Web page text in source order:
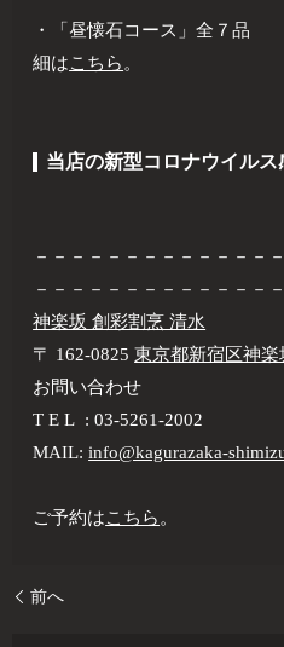
・「昼懐石コース」全７
細はこちら 。
当店の新型コロナウイル
－－－－－－－－－－－－－
－－－－－－－－－－－－－
神楽坂 創彩割烹 清水
〒 162-0825東京都新宿区神楽
お問い合わせ
T E L : 03-5261-2002
MAIL:info@kagurazaka-
ご予約はこちら 。
前へ